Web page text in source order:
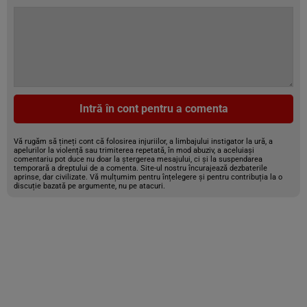
Intră în cont pentru a comenta
Vă rugăm să țineți cont că folosirea injuriilor, a limbajului instigator la ură, a
apelurilor la violență sau trimiterea repetată, în mod abuziv, a aceluiași
comentariu pot duce nu doar la ștergerea mesajului, ci și la suspendarea
temporară a dreptului de a comenta. Site-ul nostru încurajează dezbaterile
aprinse, dar civilizate. Vă mulțumim pentru înțelegere și pentru contribuția la o
discuție bazată pe argumente, nu pe atacuri.